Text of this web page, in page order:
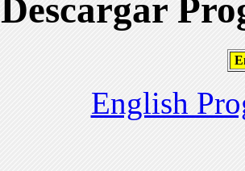
Descargar
English